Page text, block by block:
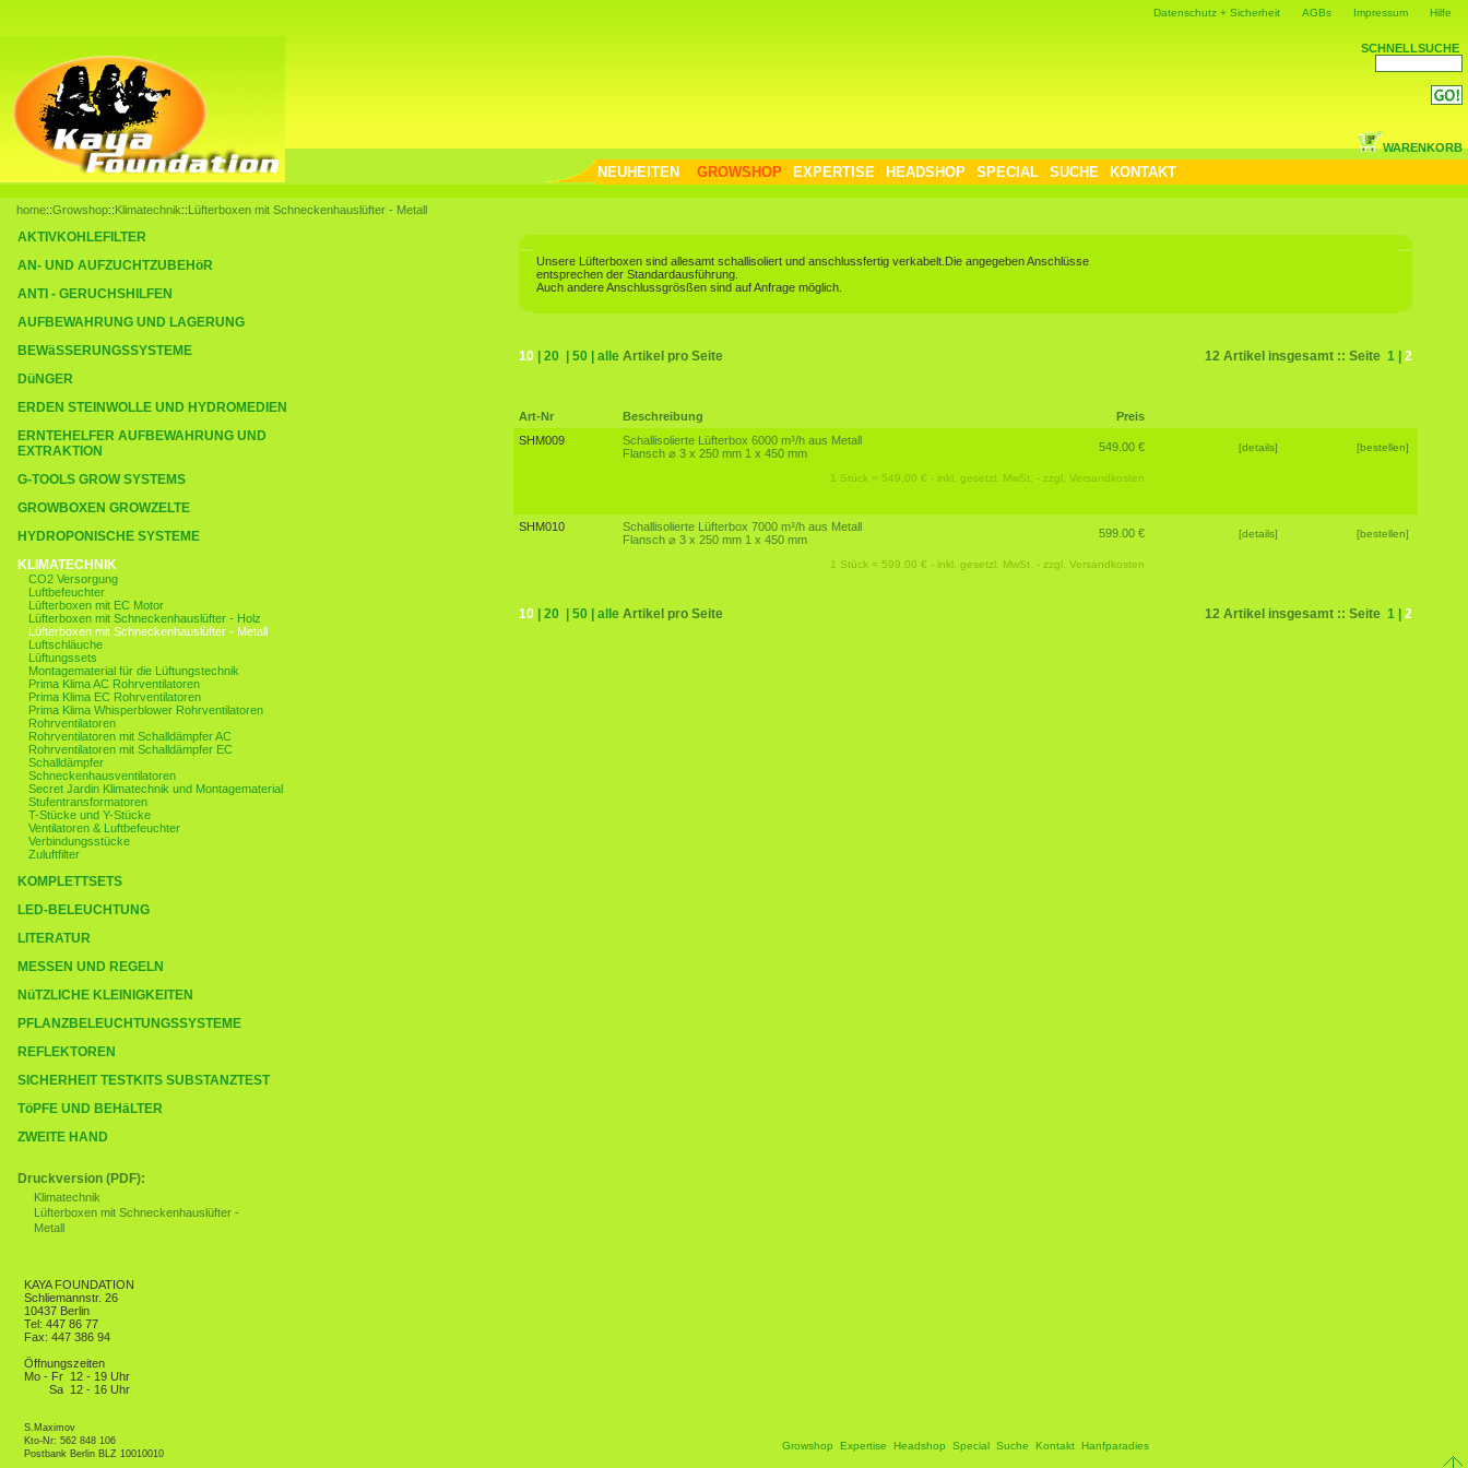
Datenschutz + Sicherheit AGBs Impressum Hilfe
SCHNELLSUCHE
WARENKORB
NEUHEITEN GROWSHOP EXPERTISE HEADSHOP SPECIAL SUCHE KONTAKT
home::Growshop::Klimatechnik::Lüfterboxen mit Schneckenhauslüfter - Metall
AKTIVKOHLEFILTER
AN- UND AUFZUCHTZUBEHöR
ANTI - GERUCHSHILFEN
AUFBEWAHRUNG UND LAGERUNG
BEWäSSERUNGSSYSTEME
DüNGER
ERDEN STEINWOLLE UND HYDROMEDIEN
ERNTEHELFER AUFBEWAHRUNG UND
EXTRAKTION
G-TOOLS GROW SYSTEMS
GROWBOXEN GROWZELTE
HYDROPONISCHE SYSTEME
KLIMATECHNIK
CO2 Versorgung
Luftbefeuchter
Lüfterboxen mit EC Motor
Lüfterboxen mit Schneckenhauslüfter - Holz
Lüfterboxen mit Schneckenhauslüfter - Metall
Luftschläuche
Lüftungssets
Montagematerial für die Lüftungstechnik
Prima Klima AC Rohrventilatoren
Prima Klima EC Rohrventilatoren
Prima Klima Whisperblower Rohrventilatoren
Rohrventilatoren
Rohrventilatoren mit Schalldämpfer AC
Rohrventilatoren mit Schalldämpfer EC
Schalldämpfer
Schneckenhausventilatoren
Secret Jardin Klimatechnik und Montagematerial
Stufentransformatoren
T-Stücke und Y-Stücke
Ventilatoren & Luftbefeuchter
Verbindungsstücke
Zuluftfilter
KOMPLETTSETS
LED-BELEUCHTUNG
LITERATUR
MESSEN UND REGELN
NüTZLICHE KLEINIGKEITEN
PFLANZBELEUCHTUNGSSYSTEME
REFLEKTOREN
SICHERHEIT TESTKITS SUBSTANZTEST
TöPFE UND BEHäLTER
ZWEITE HAND
Druckversion (PDF):
Klimatechnik
Lüfterboxen mit Schneckenhauslüfter -
Metall
Unsere Lüfterboxen sind allesamt schallisoliert und anschlussfertig verkabelt.Die angegeben Anschlüsse
entsprechen der Standardausführung.
Auch andere Anschlussgrösßen sind auf Anfrage möglich.
10 20 50 alle Artikel pro Seite 12 Artikel insgesamt :: Seite 1 2
Art-Nr Beschreibung
Preis
SHM009
Schallisolierte Lüfterbox 6000 m³/h aus Metall
Flansch ⌀ 3 x 250 mm 1 x 450 mm
549.00 € [details] [bestellen]
1 Stück = 549,00 € - inkl. gesetzl. MwSt. - zzgl. Versandkosten
SHM010
Schallisolierte Lüfterbox 7000 m³/h aus Metall
Flansch ⌀ 3 x 250 mm 1 x 450 mm
599.00 € [details] [bestellen]
1 Stück = 599,00 € - inkl. gesetzl. MwSt. - zzgl. Versandkosten
10 20 50 alle Artikel pro Seite 12 Artikel insgesamt :: Seite 1 2
KAYA FOUNDATION
Schliemannstr. 26
10437 Berlin
Tel: 447 86 77
Fax: 447 386 94
Öffnungszeiten
Mo - Fr 12 - 19 Uhr
Sa 12 - 16 Uhr
S.Maximov
Kto-Nr: 562 848 106
Postbank Berlin BLZ 10010010
Growshop Expertise Headshop Special Suche Kontakt Hanfparadies